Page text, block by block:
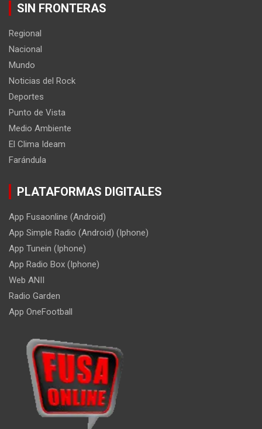
SIN FRONTERAS
Regional
Nacional
Mundo
Noticias del Rock
Deportes
Punto de Vista
Medio Ambiente
El Clima Ideam
Farándula
PLATAFORMAS DIGITALES
App Fusaonline (Android)
App Simple Radio (Android) (Iphone)
App Tunein (Iphone)
App Radio Box (Iphone)
Web ANII
Radio Garden
App OneFootball